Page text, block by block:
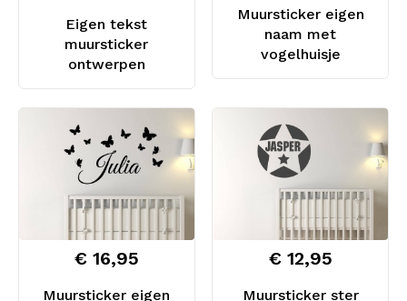
Eigen tekst
muursticker
ontwerpen
Muursticker eigen
naam met
vogelhuisje
Muursticker eigen
€ 16,95
Muursticker ster
€ 12,95